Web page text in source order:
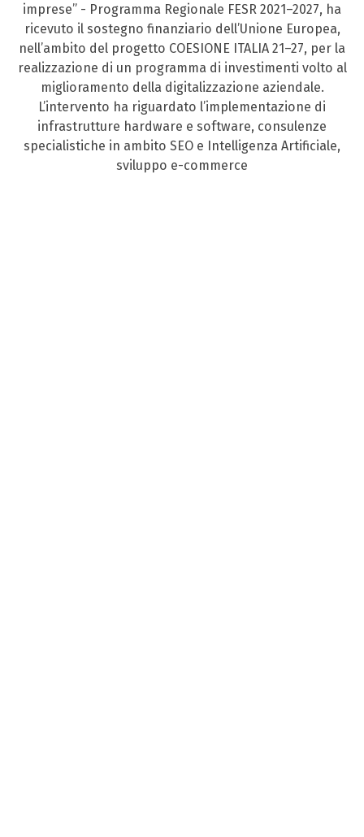
imprese” - Programma Regionale FESR 2021–2027, ha
ricevuto il sostegno finanziario dell’Unione Europea,
nell’ambito del progetto COESIONE ITALIA 21–27, per la
realizzazione di un programma di investimenti volto al
miglioramento della digitalizzazione aziendale.
L’intervento ha riguardato l’implementazione di
infrastrutture hardware e software, consulenze
specialistiche in ambito SEO e Intelligenza Artificiale,
sviluppo e-commerce